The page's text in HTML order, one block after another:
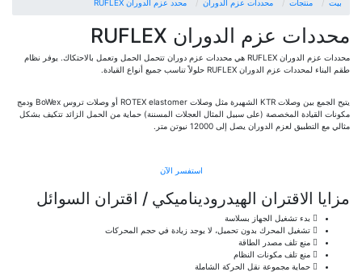
بيت منتجات محددات عزم الدوران محدد عزم الدوران RUFLEX
محددات عزم الدوران RUFLEX
محددات عزم الدوران RUFLEX هي محددات عزم دوران تتحمل الحمل وتعمل بالاحتكاك. يوفر نظام
طقم البناء لمحددات عزم الدوران RUFLEX حلولاً تناسب جميع أنواع القيادة.
يتيح الجمع بين وصلات KTR الشهيرة مثل وصلات ROTEX elastomer أو وصلات تروس BoWex ودمج
مكونات القيادة المخصصة (على سبيل المثال العجلات المسننة) حماية من الحمل الزائد تتكيف بشكل
مثالي مع التطبيق لعزم الدوران يصل إلى 12000 نيوتن متر.
استفسر الآن
مزايا الاقتران الهيدروديناميكي / اقتران السوائل
بدء تشغيل الجهاز بسلاسة
تشغيل المحرك بدون تحميل، لا يوجد زيادة في حجم المحركات
منع تلف مصدر الطاقة
منع تلف مكونات النظام
حماية مجموعة نقل الحركة الشاملة